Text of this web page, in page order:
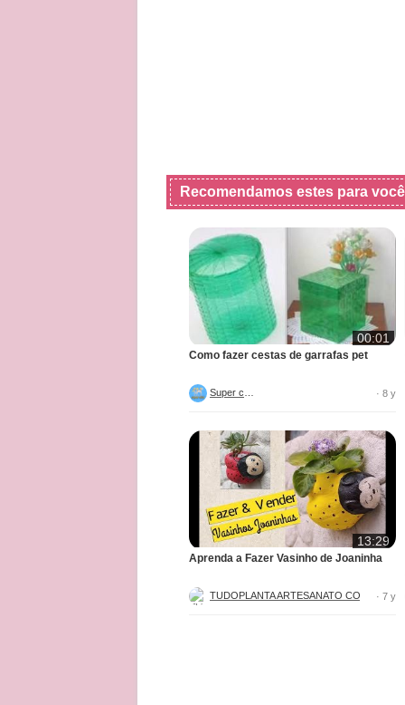
Recomendamos estes para você
00:01
Como fazer cestas de garrafas pet
· 8 y
13:29
Aprenda a Fazer Vasinho de Joaninha
· 7 y